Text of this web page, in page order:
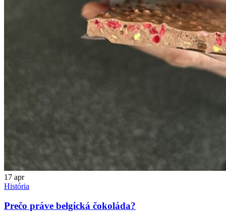
17 apr
História
Prečo práve belgická čokoláda?